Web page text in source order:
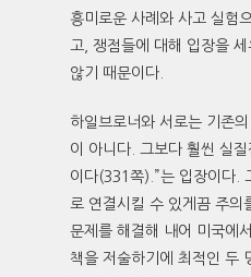
흥미로운 사례와 사고 실험
고, 쟁점들에 대해 입장을
않기 때문이다.
하일브로너와 서로는 기존
이 아니다. 그보다 훨씬 실
이다(331쪽).”는 입장이다.
로 연결시킬 수 있게끔 주의
문제를 해결해 내어 미국에
책을 저술하기에 최적인 두